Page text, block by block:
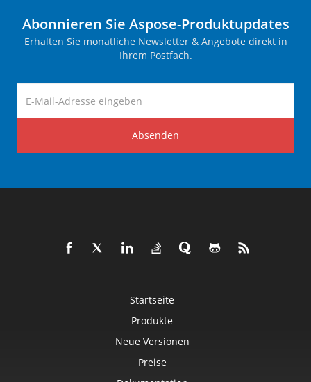
Abonnieren Sie Aspose-Produktupdates
Erhalten Sie monatliche Newsletter & Angebote direkt in
Ihrem Postfach.
Absenden
Startseite
Produkte
Neue Versionen
Preise